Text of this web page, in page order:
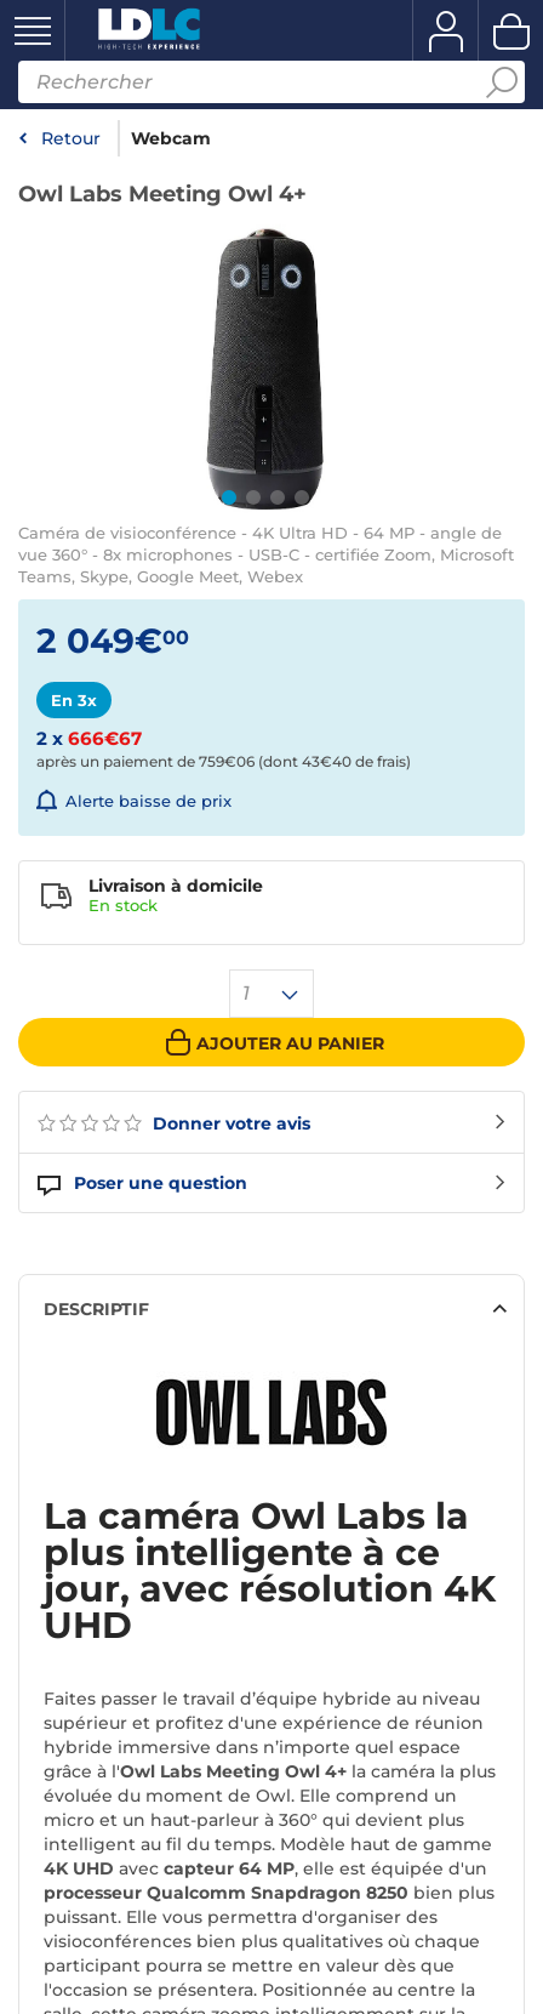
Retour Webcam
Owl Labs Meeting Owl 4+
Caméra de visioconférence - 4K Ultra HD - 64 MP - angle de
vue 360° - 8x microphones - USB-C - certifiée Zoom, Microsoft
Teams, Skype, Google Meet, Webex
Donner votre avis
Poser une question
2 049€00
En 3x
2 x 666€67
après un paiement de 759€06 (dont 43€40 de frais)
Alerte baisse de prix
1
AJOUTER AU PANIER
Livraison à domicile
En stock
DESCRIPTIF
La caméra Owl Labs la
plus intelligente à ce
jour, avec résolution 4K
UHD
Faites passer le travail d’équipe hybride au niveau
supérieur et profitez d'une expérience de réunion
hybride immersive dans n’importe quel espace
grâce à l'Owl Labs Meeting Owl 4+ la caméra la plus
évoluée du moment de Owl. Elle comprend un
micro et un haut-parleur à 360° qui devient plus
intelligent au fil du temps. Modèle haut de gamme
4K UHD avec capteur 64 MP, elle est équipée d'un
processeur Qualcomm Snapdragon 8250 bien plus
puissant. Elle vous permettra d'organiser des
visioconférences bien plus qualitatives où chaque
participant pourra se mettre en valeur dès que
l'occasion se présentera. Positionnée au centre la